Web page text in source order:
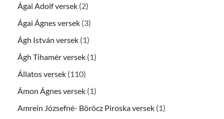
Ágai Adolf versek (2)
Ágai Ágnes versek (3)
Ágh István versek (1)
Ágh Tihamér versek (1)
Állatos versek (110)
Ámon Ágnes versek (1)
Amrein Józsefné- Böröcz Piroska versek (1)